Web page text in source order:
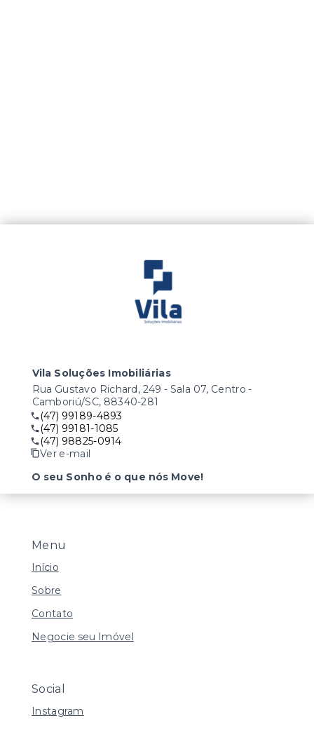
Menu
Início
Sobre
Contato
Negocie seu Imóvel
Social
Instagram
Vila Soluções Imobiliárias
Rua Gustavo Richard, 249 - Sala 07, Centro -
Camboriú/SC, 88340-281
(47) 99189-4893
(47) 99181-1085
(47) 98825-0914
Ver e-mail
O seu Sonho é o que nós Move!